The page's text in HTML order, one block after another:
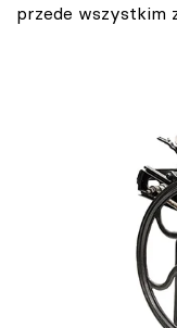
przede wszystkim